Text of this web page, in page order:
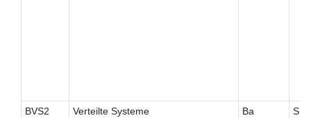
BVS2 Verteilte Systeme Ba S